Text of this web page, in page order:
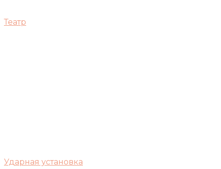
Театр
Ударная установка